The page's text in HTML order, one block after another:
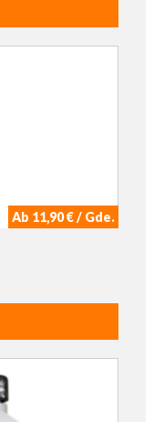
Ab 11,90 € / Gde.